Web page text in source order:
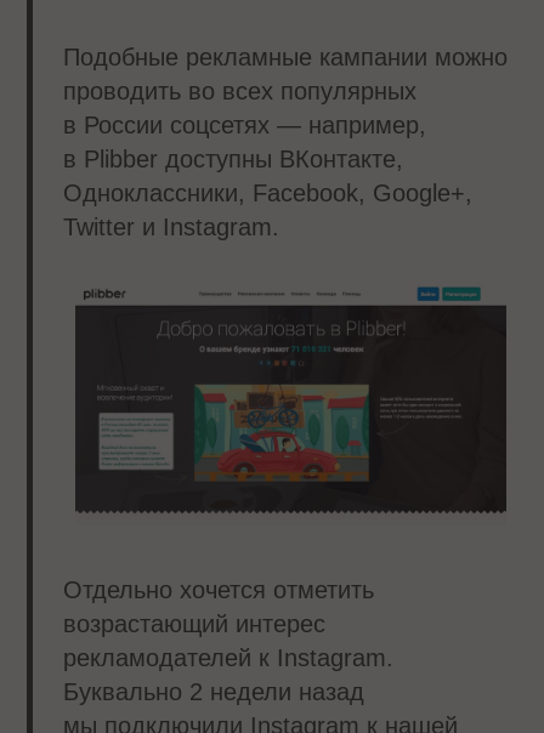
Подобные рекламные кампании можно
проводить во всех популярных
в России соцсетях — например,
в Plibber доступны ВКонтакте,
Одноклассники, Facebook, Google+,
Twitter и Instagram.
Отдельно хочется отметить
возрастающий интерес
рекламодателей к Instagram.
Буквально 2 недели назад
мы подключили Instagram к нашей